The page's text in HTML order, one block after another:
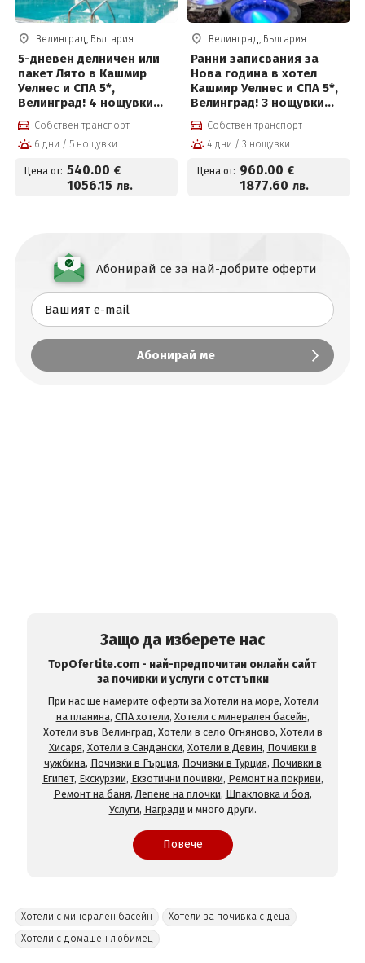
Велинград, България
5-дневен делничен или
пакет Лято в Кашмир
Уелнес и СПА 5*,
Велинград! 4 нощувки
със закуски, премиум
вечери и ползване на
СПА център
Собствен транспорт
6 дни / 5 нощувки
Цена от: 540.00 €
1056.15 лв.
Велинград, България
Ранни записвания за
Нова година в хотел
Кашмир Уелнес и СПА 5*,
Велинград! 3 нощувки
със закуски, премиум
вечери, празнична
новогодишна вечеря с
Собствен транспорт
4 дни / 3 нощувки
Цена от: 960.00 €
1877.60 лв.
Абонирай се за най-добрите оферти
Защо да изберете нас
TopOfertite.com - най-предпочитан онлайн сайт
за почивки и услуги с отстъпки
При нас ще намерите оферти за Хотели на море, Хотели
на планина, СПА хотели, Хотели с минерален басейн,
Хотели във Велинград, Хотели в село Огняново, Хотели в
Хисаря, Хотели в Сандански, Хотели в Девин, Почивки в
чужбина, Почивки в Гърция, Почивки в Турция, Почивки в
Египет, Екскурзии, Екзотични почивки, Ремонт на покриви,
Ремонт на баня, Лепене на плочки, Шпакловка и боя,
Услуги, Награди и много други.
Повече
Хотели с минерален басейн
Хотели за почивка с деца
Хотели с домашен любимец